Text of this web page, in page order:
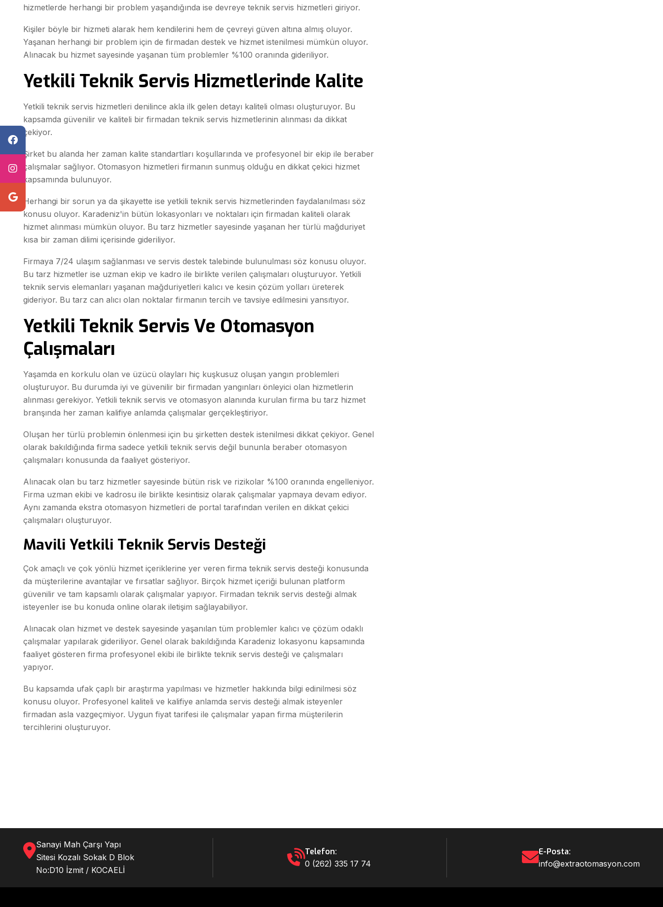
hizmetlerde herhangi bir problem yaşandığında ise devreye teknik servis hizmetleri giriyor.
Kişiler böyle bir hizmeti alarak hem kendilerini hem de çevreyi güven altına almış oluyor.
Yaşanan herhangi bir problem için de firmadan destek ve hizmet istenilmesi mümkün oluyor.
Alınacak bu hizmet sayesinde yaşanan tüm problemler %100 oranında gideriliyor.
Yetkili Teknik Servis Hizmetlerinde Kalite
Yetkili teknik servis hizmetleri denilince akla ilk gelen detayı kaliteli olması oluşturuyor. Bu
kapsamda güvenilir ve kaliteli bir firmadan teknik servis hizmetlerinin alınması da dikkat
çekiyor.
Şirket bu alanda her zaman kalite standartları koşullarında ve profesyonel bir ekip ile beraber
çalışmalar sağlıyor. Otomasyon hizmetleri firmanın sunmuş olduğu en dikkat çekici hizmet
kapsamında bulunuyor.
Herhangi bir sorun ya da şikayette ise yetkili teknik servis hizmetlerinden faydalanılması söz
konusu oluyor. Karadeniz'in bütün lokasyonları ve noktaları için firmadan kaliteli olarak
hizmet alınması mümkün oluyor. Bu tarz hizmetler sayesinde yaşanan her türlü mağduriyet
kısa bir zaman dilimi içerisinde gideriliyor.
Firmaya 7/24 ulaşım sağlanması ve servis destek talebinde bulunulması söz konusu oluyor.
Bu tarz hizmetler ise uzman ekip ve kadro ile birlikte verilen çalışmaları oluşturuyor. Yetkili
teknik servis elemanları yaşanan mağduriyetleri kalıcı ve kesin çözüm yolları üreterek
gideriyor. Bu tarz can alıcı olan noktalar firmanın tercih ve tavsiye edilmesini yansıtıyor.
Yetkili Teknik Servis Ve Otomasyon
Çalışmaları
Yaşamda en korkulu olan ve üzücü olayları hiç kuşkusuz oluşan yangın problemleri
oluşturuyor. Bu durumda iyi ve güvenilir bir firmadan yangınları önleyici olan hizmetlerin
alınması gerekiyor. Yetkili teknik servis ve otomasyon alanında kurulan firma bu tarz hizmet
branşında her zaman kalifiye anlamda çalışmalar gerçekleştiriyor.
Oluşan her türlü problemin önlenmesi için bu şirketten destek istenilmesi dikkat çekiyor. Genel
olarak bakıldığında firma sadece yetkili teknik servis değil bununla beraber otomasyon
çalışmaları konusunda da faaliyet gösteriyor.
Alınacak olan bu tarz hizmetler sayesinde bütün risk ve rizikolar %100 oranında engelleniyor.
Firma uzman ekibi ve kadrosu ile birlikte kesintisiz olarak çalışmalar yapmaya devam ediyor.
Aynı zamanda ekstra otomasyon hizmetleri de portal tarafından verilen en dikkat çekici
çalışmaları oluşturuyor.
Mavili Yetkili Teknik Servis Desteği
Çok amaçlı ve çok yönlü hizmet içeriklerine yer veren firma teknik servis desteği konusunda
da müşterilerine avantajlar ve fırsatlar sağlıyor. Birçok hizmet içeriği bulunan platform
güvenilir ve tam kapsamlı olarak çalışmalar yapıyor. Firmadan teknik servis desteği almak
isteyenler ise bu konuda online olarak iletişim sağlayabiliyor.
Alınacak olan hizmet ve destek sayesinde yaşanılan tüm problemler kalıcı ve çözüm odaklı
çalışmalar yapılarak gideriliyor. Genel olarak bakıldığında Karadeniz lokasyonu kapsamında
faaliyet gösteren firma profesyonel ekibi ile birlikte teknik servis desteği ve çalışmaları
yapıyor.
Bu kapsamda ufak çaplı bir araştırma yapılması ve hizmetler hakkında bilgi edinilmesi söz
konusu oluyor. Profesyonel kaliteli ve kalifiye anlamda servis desteği almak isteyenler
firmadan asla vazgeçmiyor. Uygun fiyat tarifesi ile çalışmalar yapan firma müşterilerin
tercihlerini oluşturuyor.
Sanayi Mah Çarşı Yapı
Sitesi Kozalı Sokak D Blok
No:D10 İzmit / KOCAELİ
Telefon:
0 (262) 335 17 74
E-Posta:
info@extraotomasyon.com